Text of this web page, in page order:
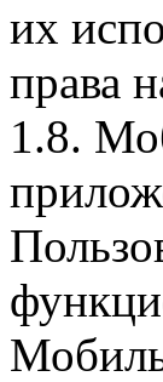
их
права
1.8.